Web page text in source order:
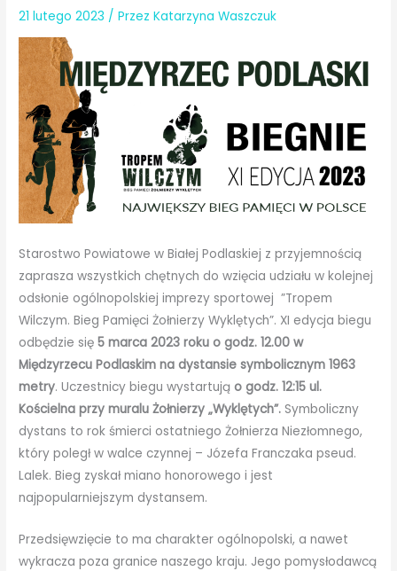
21 lutego 2023 / PrzezKatarzyna Waszczuk
Starostwo Powiatowe w Białej Podlaskiej z przyjemnością
zaprasza wszystkich chętnych do wzięcia udziału w kolejnej
odsłonie ogólnopolskiej imprezy sportowej ”Tropem
Wilczym. Bieg Pamięci Żołnierzy Wyklętych”. XI edycja biegu
odbędzie się5 marca 2023 roku o godz. 12.00 w
Międzyrzecu Podlaskim na dystansie symbolicznym 1963
metry. Uczestnicy biegu wystartująo godz. 12:15 ul.
Kościelna przy muralu Żołnierzy „Wyklętych”. Symboliczny
dystans to rok śmierci ostatniego Żołnierza Niezłomnego,
który poległ w walce czynnej – Józefa Franczaka pseud.
Lalek. Bieg zyskał miano honorowego i jest
najpopularniejszym dystansem.
Przedsięwzięcie to ma charakter ogólnopolski, a nawet
wykracza poza granice naszego kraju. Jego pomysłodawcą